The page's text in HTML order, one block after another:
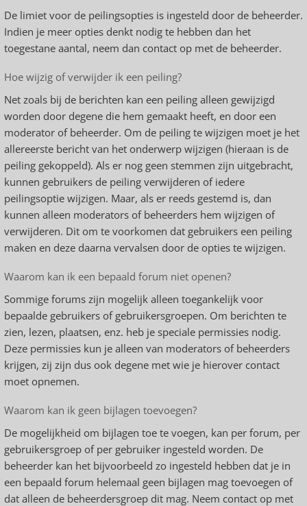
De limiet voor de peilingsopties is ingesteld door de beheerder.
Indien je meer opties denkt nodig te hebben dan het
toegestane aantal, neem dan contact op met de beheerder.
Hoe wijzig of verwijder ik een peiling?
Net zoals bij de berichten kan een peiling alleen gewijzigd
worden door degene die hem gemaakt heeft, en door een
moderator of beheerder. Om de peiling te wijzigen moet je het
allereerste bericht van het onderwerp wijzigen (hieraan is de
peiling gekoppeld). Als er nog geen stemmen zijn uitgebracht,
kunnen gebruikers de peiling verwijderen of iedere
peilingsoptie wijzigen. Maar, als er reeds gestemd is, dan
kunnen alleen moderators of beheerders hem wijzigen of
verwijderen. Dit om te voorkomen dat gebruikers een peiling
maken en deze daarna vervalsen door de opties te wijzigen.
Waarom kan ik een bepaald forum niet openen?
Sommige forums zijn mogelijk alleen toegankelijk voor
bepaalde gebruikers of gebruikersgroepen. Om berichten te
zien, lezen, plaatsen, enz. heb je speciale permissies nodig.
Deze permissies kun je alleen van moderators of beheerders
krijgen, zij zijn dus ook degene met wie je hierover contact
moet opnemen.
Waarom kan ik geen bijlagen toevoegen?
De mogelijkheid om bijlagen toe te voegen, kan per forum, per
gebruikersgroep of per gebruiker ingesteld worden. De
beheerder kan het bijvoorbeeld zo ingesteld hebben dat je in
een bepaald forum helemaal geen bijlagen mag toevoegen of
dat alleen de beheerdersgroep dit mag. Neem contact op met